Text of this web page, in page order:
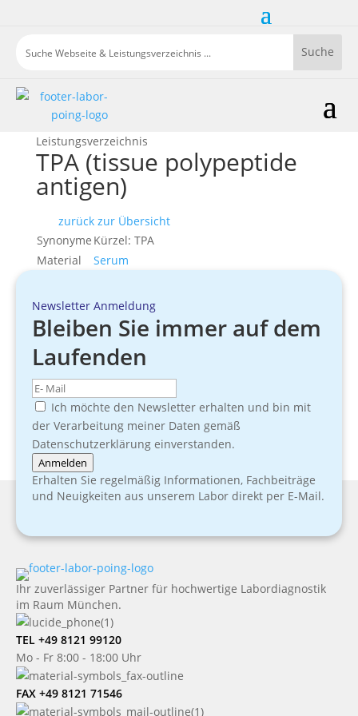
Leistungsverzeichnis
TPA (tissue polypeptide
antigen)
zurück zur Übersicht
Synonyme Kürzel: TPA
Material
Serum
Newsletter Anmeldung
Bleiben Sie immer auf dem
Laufenden
Ich möchte den Newsletter erhalten und bin mit
der Verarbeitung meiner Daten gemäß
Datenschutzerklärung einverstanden.
Anmelden
Erhalten Sie regelmäßig Informationen, Fachbeiträge
und Neuigkeiten aus unserem Labor direkt per E-Mail.
Ihr zuverlässiger Partner für hochwertige Labordiagnostik
im Raum München.
TEL +49 8121 99120
Mo - Fr 8:00 - 18:00 Uhr
FAX +49 8121 71546